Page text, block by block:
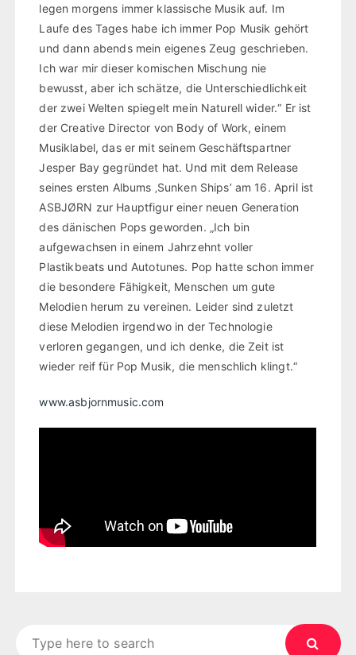
legen morgens immer klassische Musik auf. Im
Laufe des Tages habe ich immer Pop Musik gehört
und dann abends mein eigenes Zeug geschrieben.
Ich war mir dieser komischen Mischung nie
bewusst, aber ich schätze, die Unterschiedlichkeit
der zwei Welten spiegelt mein Naturell wider.“ Er ist
der Creative Director von Body of Work, einem
Musiklabel, das er mit seinem Geschäftspartner
Jesper Bay gegründet hat. Und mit dem Release
seines ersten Albums ‚Sunken Ships’ am 16. April ist
ASBJØRN zur Hauptfigur einer neuen Generation
des dänischen Pops geworden. „Ich bin
aufgewachsen in einem Jahrzehnt voller
Plastikbeats und Autotunes. Pop hatte schon immer
die besondere Fähigkeit, Menschen um gute
Melodien herum zu vereinen. Leider sind zuletzt
diese Melodien irgendwo in der Technologie
verloren gegangen, und ich denke, die Zeit ist
wieder reif für Pop Musik, die menschlich klingt.“
www.asbjornmusic.com